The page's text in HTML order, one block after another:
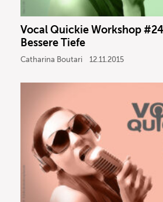
Vocal Quickie Workshop
Bessere Tiefe
Catharina Boutari 12.11.2015